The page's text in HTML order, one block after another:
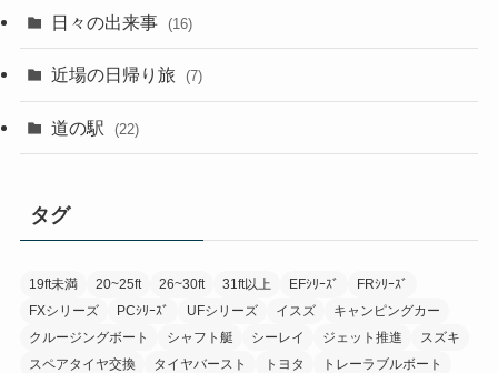
日々の出来事 (16)
近場の日帰り旅 (7)
道の駅 (22)
タグ
19ft未満 20~25ft 26~30ft 31ft以上 EFｼﾘｰｽﾞ
FRｼﾘｰｽﾞ
FXシリーズ
PCｼﾘｰｽﾞ UFシリーズ イスズ
キャンピングカー
クルージングボート
シャフト艇 シーレイ ジェット推進
スズキ
スペアタイヤ交換
タイヤバースト トヨタ
トレーラブルボート